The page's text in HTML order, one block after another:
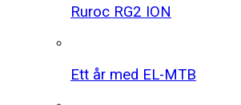
Ruroc RG2 ION
Ett år med EL-MTB